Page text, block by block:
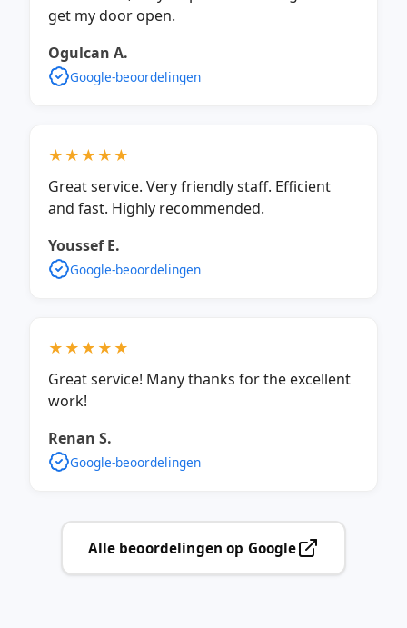
get my door open.
Ogulcan A.
Google-beoordelingen
★★★★★
Great service. Very friendly staff. Efficient
and fast. Highly recommended.
Youssef E.
Google-beoordelingen
★★★★★
Great service! Many thanks for the excellent
work!
Renan S.
Google-beoordelingen
Alle beoordelingen op Google